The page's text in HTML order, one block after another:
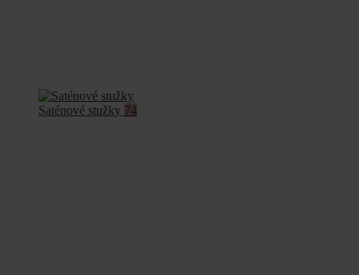
Saténové stužky 74